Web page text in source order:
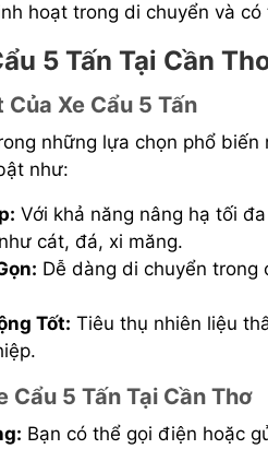
hoạt trong di chuyển và
5 Tấn Tại Cần
Xe Cẩu 5 Tấn
những lựa chọn phổ
như:
Với khả năng nâng hạ tối
cát, đá, xi măng.
Dễ dàng di chuyển trong
Tốt: Tiêu thụ nhiên liệu
Cẩu 5 Tấn Tại Cần Thơ
Bạn có thể gọi điện hoặc